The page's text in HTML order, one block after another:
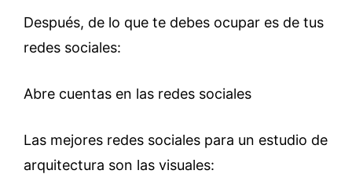
Después, de lo que te debes ocupar es de tus
redes sociales:
Abre cuentas en las redes sociales
Las mejores redes sociales para un estudio de
arquitectura son las visuales: